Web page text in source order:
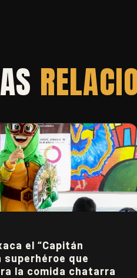
el “Capitán
superhéroe que
la comida chatarra